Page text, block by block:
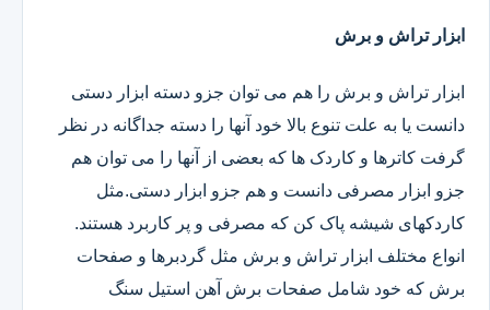
ابزار تراش و برش
ابزار تراش و برش را هم می توان جزو دسته ابزار دستی
دانست یا به علت تنوع بالا خود آنها را دسته جداگانه در نظر
گرفت کاترها و کاردک ها که بعضی از آنها را می توان هم
جزو ابزار مصرفی دانست و هم جزو ابزار دستی.مثل
کاردکهای شیشه پاک کن که مصرفی و پر کاربرد هستند.
انواع مختلف ابزار تراش و برش مثل گردبرها و صفحات
برش که خود شامل صفحات برش آهن استیل سنگ